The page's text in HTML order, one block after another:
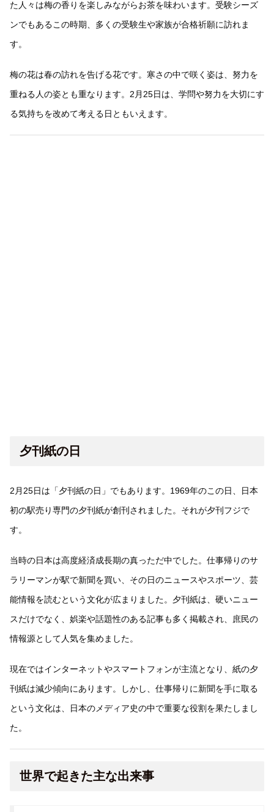
た人々は梅の香りを楽しみながらお茶を味わいます。受験シーズ
ンでもあるこの時期、多くの受験生や家族が合格祈願に訪れま
す。
梅の花は春の訪れを告げる花です。寒さの中で咲く姿は、努力を
重ねる人の姿とも重なります。2月25日は、学問や努力を大切にす
る気持ちを改めて考える日ともいえます。
夕刊紙の日
2月25日は「夕刊紙の日」でもあります。1969年のこの日、日本
初の駅売り専門の夕刊紙が創刊されました。それが夕刊フジで
す。
当時の日本は高度経済成長期の真っただ中でした。仕事帰りのサ
ラリーマンが駅で新聞を買い、その日のニュースやスポーツ、芸
能情報を読むという文化が広まりました。夕刊紙は、硬いニュー
スだけでなく、娯楽や話題性のある記事も多く掲載され、庶民の
情報源として人気を集めました。
現在ではインターネットやスマートフォンが主流となり、紙の夕
刊紙は減少傾向にあります。しかし、仕事帰りに新聞を手に取る
という文化は、日本のメディア史の中で重要な役割を果たしまし
た。
世界で起きた主な出来事